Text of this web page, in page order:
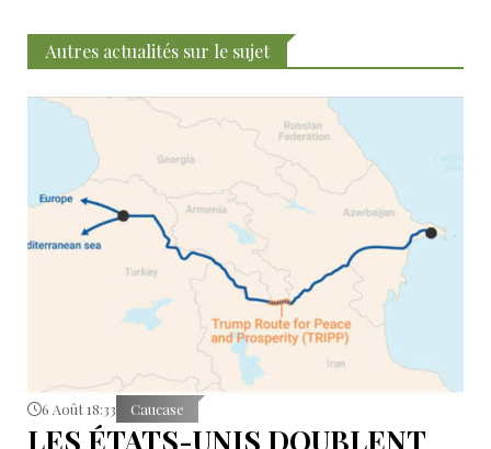
Autres actualités sur le sujet
6 Août 18:33 Caucase
LES ÉTATS-UNIS DOUBLENT